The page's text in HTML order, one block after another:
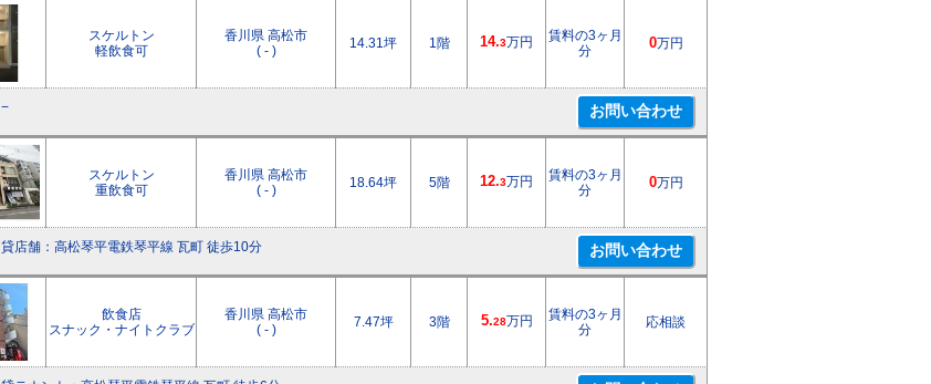
スケルトン
軽飲食可
香川県 高松市
( - )
14.31坪 1階 14.3万円
賃料の3ヶ月
分
0万円
−
スケルトン
重飲食可
香川県 高松市
( - )
18.64坪 5階 12.3万円
賃料の3ヶ月
分
0万円
貸店舗：高松琴平電鉄琴平線 瓦町 徒歩10分
飲食店
スナック・ナイトクラブ
香川県 高松市
( - )
7.47坪 3階 5.28万円
賃料の3ヶ月
分
応相談